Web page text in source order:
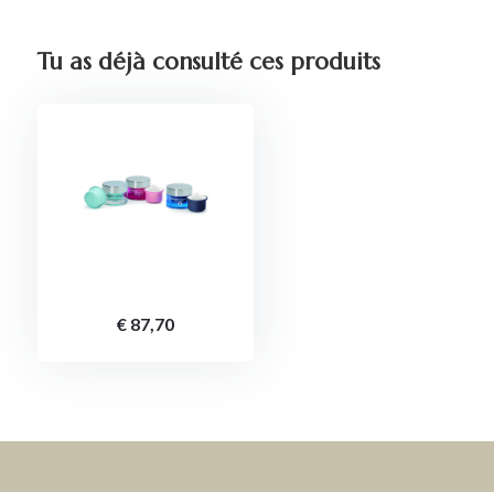
Tu as déjà consulté ces produits
€ 87,70